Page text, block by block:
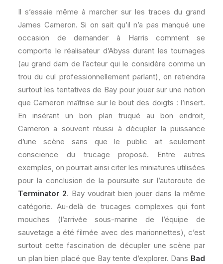
Il s’essaie même à marcher sur les traces du grand
James Cameron. Si on sait qu’il n’a pas manqué une
occasion de demander à Harris comment se
comporte le réalisateur d’Abyss durant les tournages
(au grand dam de l’acteur qui le considère comme un
trou du cul professionnellement parlant), on retiendra
surtout les tentatives de Bay pour jouer sur une notion
que Cameron maîtrise sur le bout des doigts : l’insert.
En insérant un bon plan truqué au bon endroit,
Cameron a souvent réussi à décupler la puissance
d’une scène sans que le public ait seulement
conscience du trucage proposé. Entre autres
exemples, on pourrait ainsi citer les miniatures utilisées
pour la conclusion de la poursuite sur l’autoroute de
Terminator 2. Bay voudrait bien jouer dans la même
catégorie. Au-delà de trucages complexes qui font
mouches (l’arrivée sous-marine de l’équipe de
sauvetage a été filmée avec des marionnettes), c’est
surtout cette fascination de décupler une scène par
un plan bien placé que Bay tente d’explorer. Dans Bad